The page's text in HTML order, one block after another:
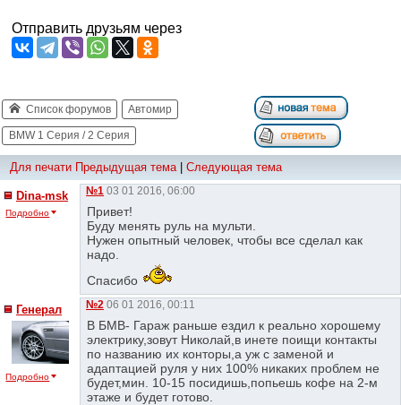
Отправить друзьям через
Список форумов Автомир
BMW 1 Серия / 2 Серия
Для печати Предыдущая тема| Следующая тема
Dina-msk
Подробно
№1 03 01 2016, 06:00
Привет!
Буду менять руль на мульти.
Нужен опытный человек, чтобы все сделал как
надо.
Спасибо
Генерал
Подробно
№2 06 01 2016, 00:11
В БМВ- Гараж раньше ездил к реально хорошему
электрику,зовут Николай,в инете поищи контакты
по названию их конторы,а уж с заменой и
адаптацией руля у них 100% никаких проблем не
будет,мин. 10-15 посидишь,попьешь кофе на 2-м
этаже и будет готово.